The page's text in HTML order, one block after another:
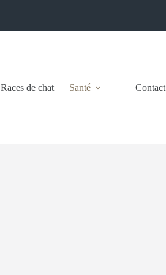
Races de chat Santé Contact